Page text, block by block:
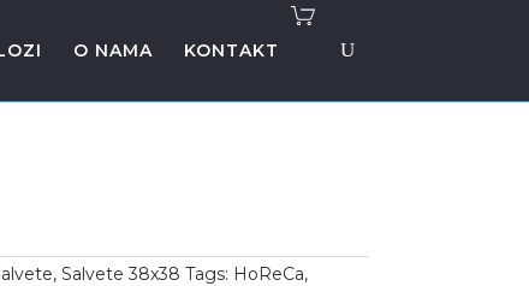
O NAMA KONTAKT
,Salvete 38x38 Tags: HoReCa,